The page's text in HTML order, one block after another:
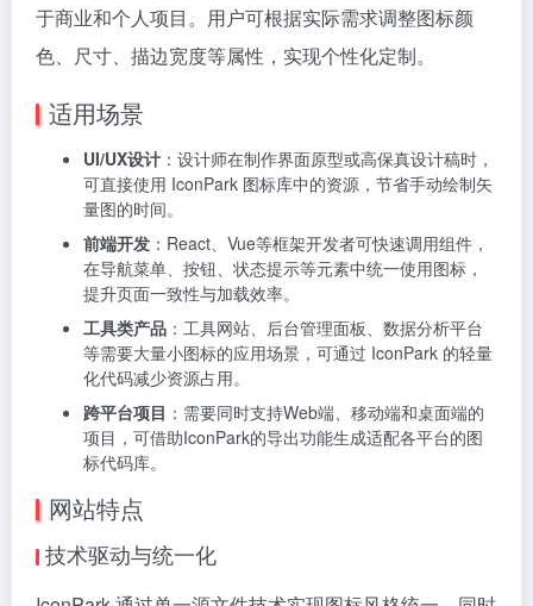
于商业和个人项目。用户可根据实际需求调整图标颜
色、尺寸、描边宽度等属性，实现个性化定制。
适用场景
UI/UX设计 ：设计师在制作界面原型或高保真设计稿时，
可直接使用 IconPark 图标库中的资源，节省手动绘制矢
量图的时间。
前端开发 ：React、Vue等框架开发者可快速调用组件，
在导航菜单、按钮、状态提示等元素中统一使用图标，
提升页面一致性与加载效率。
工具类产品 ：工具网站、后台管理面板、数据分析平台
等需要大量小图标的应用场景，可通过 IconPark 的轻量
化代码减少资源占用。
跨平台项目 ：需要同时支持Web端、移动端和桌面端的
项目，可借助IconPark的导出功能生成适配各平台的图
标代码库。
网站特点
技术驱动与统一化